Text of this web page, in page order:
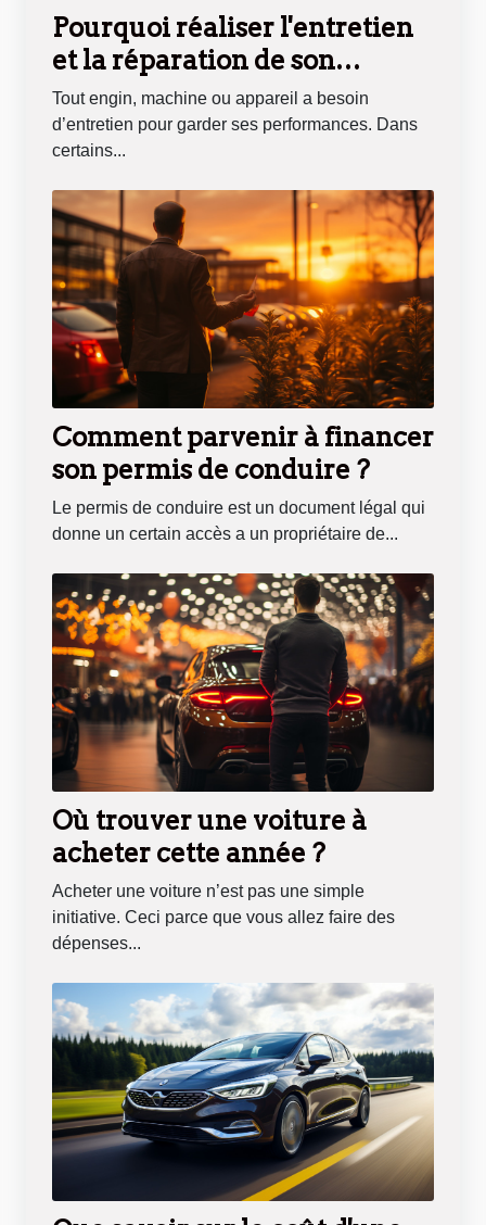
Pourquoi réaliser l'entretien
et la réparation de son
véhicule ?
Tout engin, machine ou appareil a besoin
d’entretien pour garder ses performances. Dans
certains...
Comment parvenir à financer
son permis de conduire ?
Le permis de conduire est un document légal qui
donne un certain accès a un propriétaire de...
Où trouver une voiture à
acheter cette année ?
Acheter une voiture n’est pas une simple
initiative. Ceci parce que vous allez faire des
dépenses...